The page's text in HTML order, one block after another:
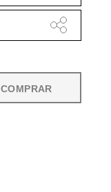
COMPRAR